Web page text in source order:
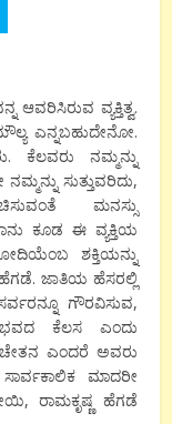
ಆವರಿಸಿರುವ ವ್ಯಕ್ತಿತ್ವ.
ಮೌಲ್ಯ ಎನ್ನಬಹುದೇನೋ.
ಕೆಲವರು ನಮ್ಮನ್ನು
ಸುತ್ತುವರಿದು,
ಮನಸ್ಸು
ಕೂಡ ಈ ವ್ಯಕ್ತಿಯ
ಮೋದಿಯೆಂಬ ಶಕ್ತಿಯನ್ನು
ಜಾತಿಯ ಹೆಸರಲ್ಲಿ
ಗೌರವಿಸುವ,
ಕೆಲಸ ಎಂದು
ಎಂದರೆ ಅವರು
ಮಾದರೀ
ರಾಮಕೃಷ್ಣ ಹೆಗಡೆ